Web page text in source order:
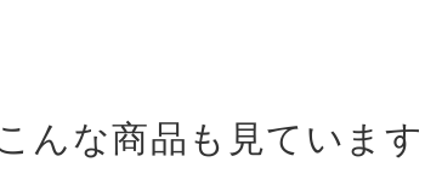
んな商品も見ています